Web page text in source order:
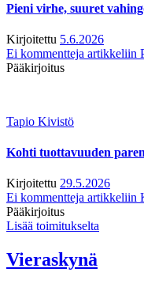
Pieni virhe, suuret
Kirjoitettu 5.6.2026
Ei kommentteja artikkeliin
Pääkirjoitus
Tapio Kivistö
Kohti tuottavuuden
Kirjoitettu 29.5.2026
Ei kommentteja artikkeliin
Pääkirjoitus
Lisää toimitukselta
Vieraskynä